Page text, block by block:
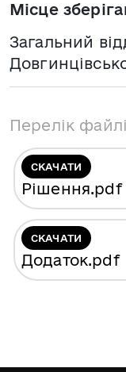
Місце
Загальний
Перелік
СКАЧАТИ
Рішення.pdf
СКАЧАТИ
Додаток.pdf